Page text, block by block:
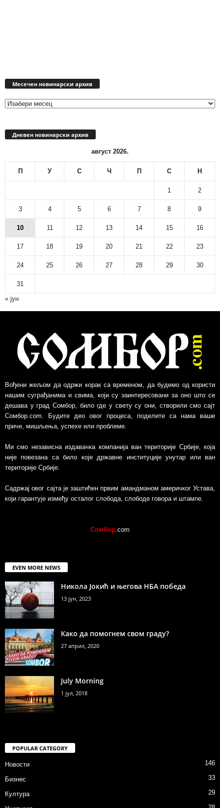
Месечен новинарски архив
Дневен новинарски архив
август 2026.
П У С Ч П С Н
1 2
3 4 5 6 7 8 9
10 11 12 13 14 15 16
17 18 19 20 21 22 23
24 25 26 27 28 29 30
31
« јун
Вођени жељом да одржи корак са временом, да будемо од користи
нашим суграђанима и свима, који су заинтересовани за оно што се
дешава у град Сомбор, било где у свету су они, створили смо сајт
Сомбор.com. Будите део овог процеса, поделите са нама ваше
приче, мишљења, успехе или проблеме.
Ми смо независна издавачка компанија ван територије Србије, којa
није повезанa са било које државне институције унутар или ван
територије Србије.
Садржај овог сајта је заштићен првим амандманом америчког Устава,
који гарантује између осталог слобода, слободе говора и штампе.
Сомбор .com
EVEN MORE NEWS
Никола Јокић и његова НБА победа
13 јун, 2023
Како да помогнем свом граду?
27 април, 2020
July Morning
1 јул, 2018
POPULAR CATEGORY
Новости 146
Бизнес 33
Култура 29